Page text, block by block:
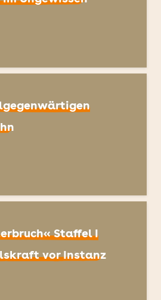
Staffel I
vor Instanz